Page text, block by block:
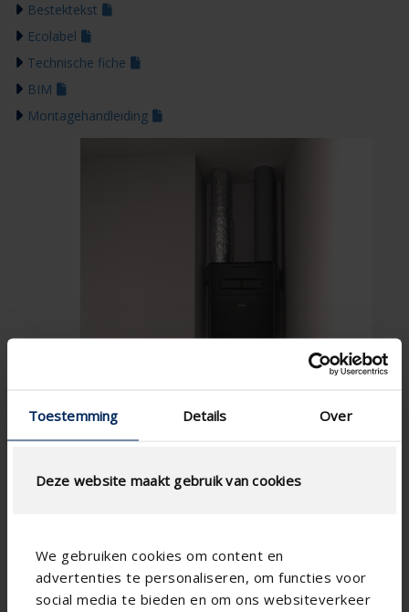
Toestemming Details Over
Deze website maakt gebruik van cookies
We gebruiken cookies om content en
advertenties te personaliseren, om functies voor
social media te bieden en om ons websiteverkeer
Bestektekst
Ecolabel
Technische fiche
BIM
Montagehandleiding